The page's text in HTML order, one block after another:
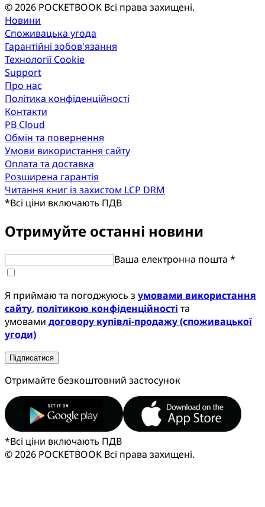
© 2026 POCKETBOOK Всі права захищені.
Новини
Споживацька угода
Гарантійні зобов'язання
Технології Cookie
Support
Про нас
Політика конфіденційності
Контакти
PB Cloud
Обмін та повернення
Умови використання сайту
Оплата та доставка
Розширена гарантія
Читання книг із захистом LCP DRM
*Всі ціни включають ПДВ
Отримуйте останні новини
Ваша електронна пошта *
Я приймаю та погоджуюсь з умовами використання
сайту, політикою конфіденційності та
умовами договору купівлі-продажу (споживацької
угоди)
Підписатися
Отримайте безкоштовний застосунок
*Всі ціни включають ПДВ
© 2026 POCKETBOOK Всі права захищені.